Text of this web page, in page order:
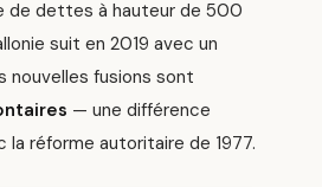
de dettes à hauteur de 500
suit en 2019 avec un
nouvelles fusions sont
— une différence
la réforme autoritaire de 1977.